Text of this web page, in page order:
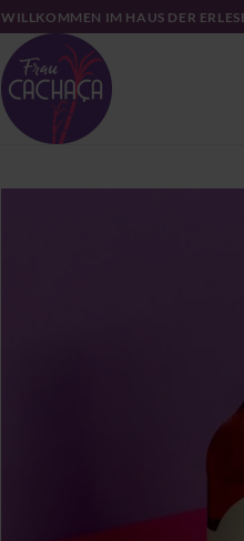
WILLKOMMEN IM HAUS DER